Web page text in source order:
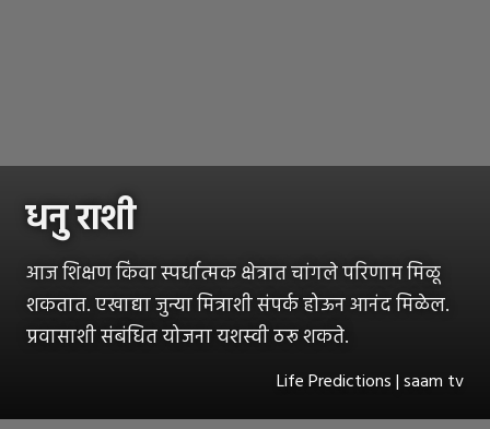
धनु राशी
आज शिक्षण किंवा स्पर्धात्मक क्षेत्रात चांगले परिणाम मिळू
शकतात. एखाद्या जुन्या मित्राशी संपर्क होऊन आनंद मिळेल.
प्रवासाशी संबंधित योजना यशस्वी ठरू शकते.
Life Predictions | saam tv